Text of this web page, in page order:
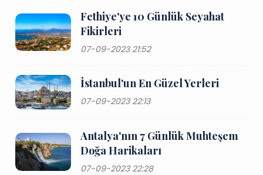
Fethiye'ye 10 Günlük Seyahat
Fikirleri
07-09-2023 21:52
İstanbul'un En Güzel Yerleri
07-09-2023 22:13
Antalya'nın 7 Günlük Muhteşem
Doğa Harikaları
07-09-2023 22:28